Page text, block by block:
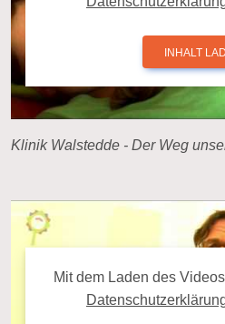
INHALT
Klinik Walstedde - Der Weg
Mit dem La­den des